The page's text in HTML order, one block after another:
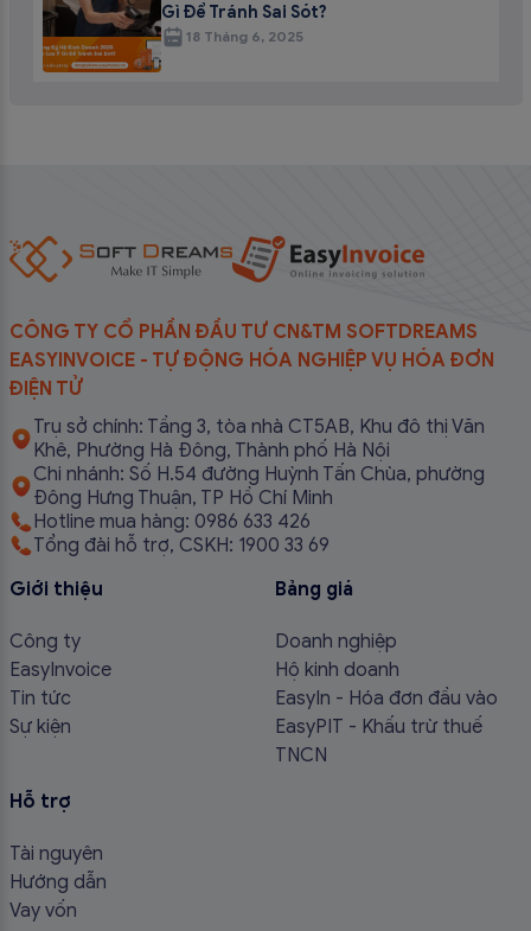
Gì Để Tránh Sai Sót?
18 Tháng 6, 2025
CÔNG TY CỔ PHẦN ĐẦU TƯ CN&TM SOFTDREAMS
EASYINVOICE - TỰ ĐỘNG HÓA NGHIỆP VỤ HÓA ĐƠN
ĐIỆN TỬ
Trụ sở chính: Tầng 3, tòa nhà CT5AB, Khu đô thị Văn
Khê, Phường Hà Đông, Thành phố Hà Nội
Chi nhánh: Số H.54 đường Huỳnh Tấn Chùa, phường
Đông Hưng Thuận, TP Hồ Chí Minh
Hotline mua hàng: 0986 633 426
Tổng đài hỗ trợ, CSKH: 1900 33 69
Giới thiệu
Công ty
EasyInvoice
Tin tức
Sự kiện
Bảng giá
Doanh nghiệp
Hộ kinh doanh
EasyIn - Hóa đơn đầu vào
EasyPIT - Khấu trừ thuế
TNCN
Hỗ trợ
Tài nguyên
Hướng dẫn
Vay vốn